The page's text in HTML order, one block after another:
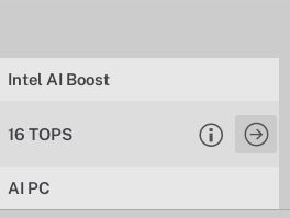
Intel AI Boost
16 TOPS
AI PC